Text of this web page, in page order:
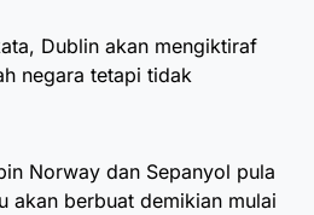
Dublin akan mengiktiraf
negara tetapi tidak
Norway dan Sepanyol pula
akan berbuat demikian mulai